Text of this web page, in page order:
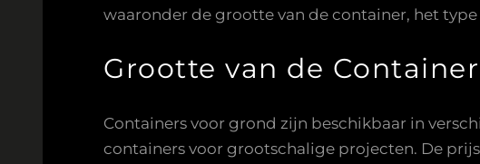
waaronder de grootte van de container, het
Grootte van de Container
Containers voor grond zijn beschikbaar in
containers voor grootschalige projecten. De